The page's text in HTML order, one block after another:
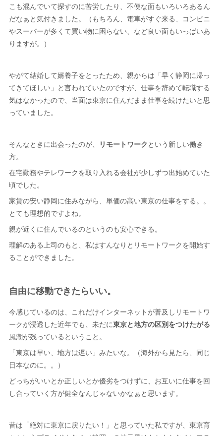
こも混んでいて探すのに苦労したり、不便な面もいろいろあるん
だなぁと気付きました。（もちろん、電車がすぐ来る、コンビニ
やスーパーが多くて買い物に困らない、など良い面もいっぱいあ
りますが。）
やがて結婚して婿養子をとったため、親からは「早く静岡に帰っ
てきてほしい」と言われていたのですが、仕事を辞めて転職する
気はなかったので、当面は東京に住んだまま仕事を続けたいと思
っていました。
そんなときに出会ったのが、 リモートワーク という新しい働き
方。
在宅勤務やテレワークを取り入れる会社が少しずつ出始めていた
頃でした。
家賃の安い静岡に住みながら、単価の高い東京の仕事をする。。
とても理想的ですよね。
親が近くに住んでいるのというのも安心できる。
理解のある上司のもと、私はすんなりとリモートワークを開始す
ることができました。
自由に移動できたらいい。
今感じているのは、これだけインターネットが普及しリモートワ
ークが浸透した近年でも、未だに東京と地方の区別をつけたがる
風潮が残っているということ。
「東京は早い、地方は遅い」みたいな。（海外から見たら、同じ
日本なのに。。）
どっちがいいとか正しいとか優劣をつけずに、お互いに仕事を回
し合っていく方が健全なんじゃないかなぁと思います。
昔は「絶対に東京に戻りたい！」と思っていた私ですが、東京育